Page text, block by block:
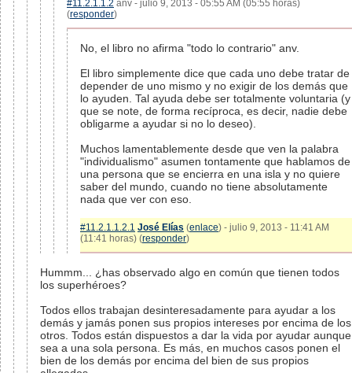
#11.2.1.1.2 anv - julio 9, 2013 - 05:55 AM (05:55 horas)
(responder)
No, el libro no afirma "todo lo contrario" anv.
El libro simplemente dice que cada uno debe tratar de
depender de uno mismo y no exigir de los demás que
lo ayuden. Tal ayuda debe ser totalmente voluntaria (y
que se note, de forma recíproca, es decir, nadie debe
obligarme a ayudar si no lo deseo).
Muchos lamentablemente desde que ven la palabra
"individualismo" asumen tontamente que hablamos de
una persona que se encierra en una isla y no quiere
saber del mundo, cuando no tiene absolutamente
nada que ver con eso.
#11.2.1.1.2.1 José Elías (enlace) - julio 9, 2013 - 11:41 AM
(11:41 horas) (responder)
Hummm... ¿has observado algo en común que tienen todos
los superhéroes?
Todos ellos trabajan desinteresadamente para ayudar a los
demás y jamás ponen sus propios intereses por encima de los
otros. Todos están dispuestos a dar la vida por ayudar aunque
sea a una sola persona. Es más, en muchos casos ponen el
bien de los demás por encima del bien de sus propios